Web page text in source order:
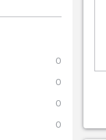
0
0
0
0